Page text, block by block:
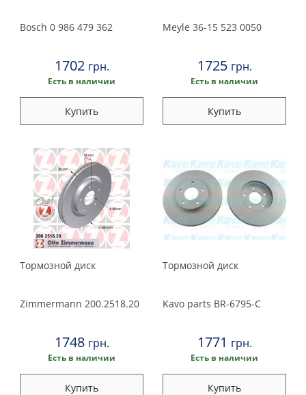
Bosch 0 986 479 362
1702 грн.
Есть в наличии
Купить
Meyle 36-15 523 0050
1725 грн.
Есть в наличии
Купить
Тормозной диск
Zimmermann 200.2518.20
1748 грн.
Есть в наличии
Купить
Тормозной диск
Kavo parts BR-6795-C
1771 грн.
Есть в наличии
Купить